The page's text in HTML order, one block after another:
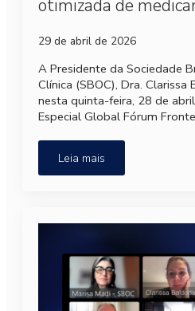
otimizada de
29 de abril de 2026
A Presidente da Sociedade
Clínica (SBOC), Dra.
nesta quinta-feira, 28 de
Especial Global Fórum
Leia mais